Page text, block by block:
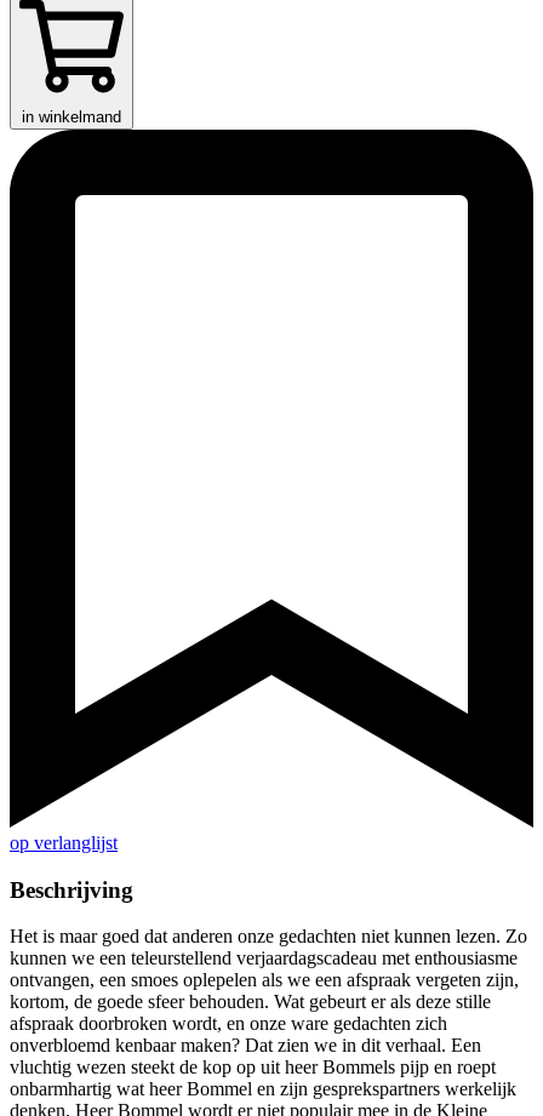
in winkelmand
op verlanglijst
Beschrijving
Het is maar goed dat anderen onze gedachten niet kunnen lezen. Zo
kunnen we een teleurstellend verjaardagscadeau met enthousiasme
ontvangen, een smoes oplepelen als we een afspraak vergeten zijn,
kortom, de goede sfeer behouden. Wat gebeurt er als deze stille
afspraak doorbroken wordt, en onze ware gedachten zich
onverbloemd kenbaar maken? Dat zien we in dit verhaal. Een
vluchtig wezen steekt de kop op uit heer Bommels pijp en roept
onbarmhartig wat heer Bommel en zijn gesprekspartners werkelijk
denken. Heer Bommel wordt er niet populair mee in de Kleine